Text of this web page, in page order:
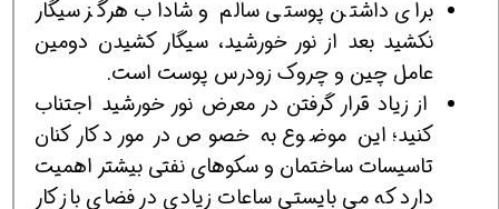
برای داشتن پوستی سالم و شاداب هرگز سیگار
نکشید بعد از نور خورشید، سیگار کشیدن دومین
عامل چین و چروک زودرس پوست است.
از زیاد قرار گرفتن در معرض نور خورشید اجتناب
کنید؛ این موضوع به خصوص در مورد کارکنان
تاسیسات ساختمان و سکوهای نفتی بیشتر اهمیت
دارد که می بایستی ساعات زیادی در فضای باز کار